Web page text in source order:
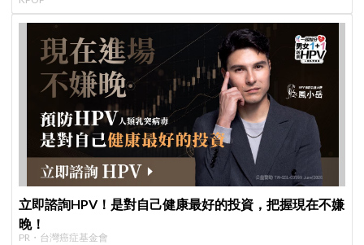
立即諮詢HPV！是對自己健康最好的投資，把握現在不嫌
晚！
PR・台灣癌症基金會